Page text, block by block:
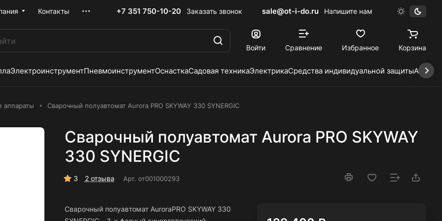
Контакты +7 351 750-10-20 Заказать звонок sale@ot-i-do.ru Напишите нам
Войти Сравнение Избранное Корзина
ЭлектроинструментПневмоинструментОснасткаСадовая техникаЭлектрикаСредства индивидуальной защиты
аппараты Сварочный полуавтомат Aurora PRO SKYWAY 330 SYNERGIC
Сварочный полуавтомат Aurora PRO SKYWAY
330 SYNERGIC
3 2 отзыва Арт. от001000293
Сварочный полуавтомат AuroraPRO SKYWAY 330